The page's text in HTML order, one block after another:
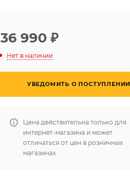
36 990 ₽
Нет в наличии
УВЕДОМИТЬ О ПОСТУПЛЕНИИ
Цена действительна только для
интернет-магазина и может
отличаться от цен в розничных
магазинах